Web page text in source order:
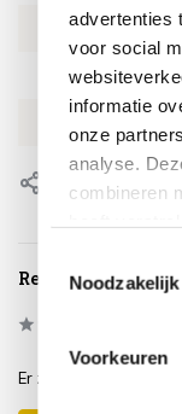
advertenties
voor social
informatie
onze
analyse.
combineren
Noodzakelijk
Voorkeuren
Artikelnummer
SKU
Reviews
Er zijn nog geen